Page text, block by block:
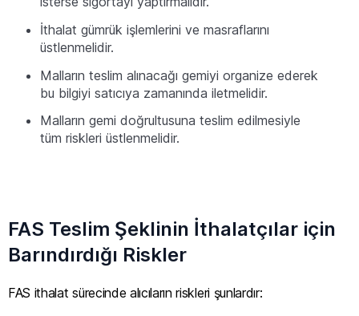
İthalat gümrük işlemlerini ve masraflarını
üstlenmelidir.
Malların teslim alınacağı gemiyi organize ederek
bu bilgiyi satıcıya zamanında iletmelidir.
Malların gemi doğrultusuna teslim edilmesiyle
tüm riskleri üstlenmelidir.
FAS Teslim Şeklinin İthalatçılar için
Barındırdığı Riskler
FAS ithalat sürecinde alıcıların riskleri şunlardır: